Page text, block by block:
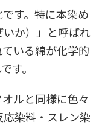
す。特に本染め
か）」と呼ばれ
いる綿が化学的
す。
ルと同様に色々
染料・スレン染